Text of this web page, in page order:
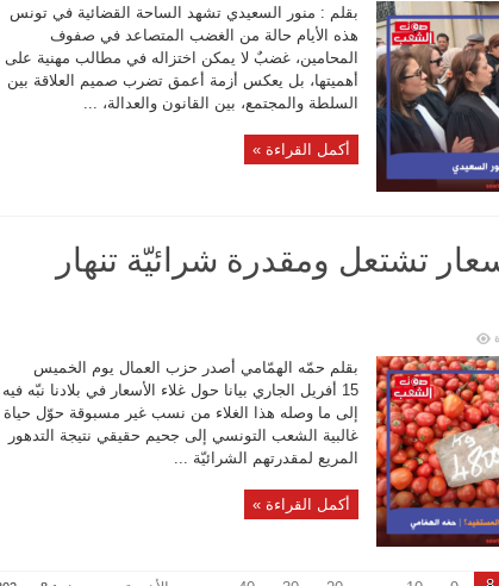
بقلم : منور السعيدي تشهد الساحة القضائية في تونس
هذه الأيام حالة من الغضب المتصاعد في صفوف
المحامين، غضبٌ لا يمكن اختزاله في مطالب مهنية على
أهميتها، بل يعكس أزمة أعمق تضرب صميم العلاقة بين
السلطة والمجتمع، بين القانون والعدالة، ...
أكمل القراءة »
تشتعل ومقدرة شرائيّة تنهار
بقلم حمّه الهمّامي أصدر حزب العمال يوم الخميس
15 أفريل الجاري بيانا حول غلاء الأسعار في بلادنا نبّه فيه
إلى ما وصله هذا الغلاء من نسب غير مسبوقة حوّل حياة
غالبية الشعب التونسي إلى جحيم حقيقي نتيجة التدهور
المريع لمقدرتهم الشرائيّة ...
أكمل القراءة »